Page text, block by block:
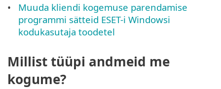
Muuda kliendi kogemuse parendamise
programmi sätteid ESET-i Windowsi
kodukasutaja toodetel
Millist tüüpi andmeid me
kogume?